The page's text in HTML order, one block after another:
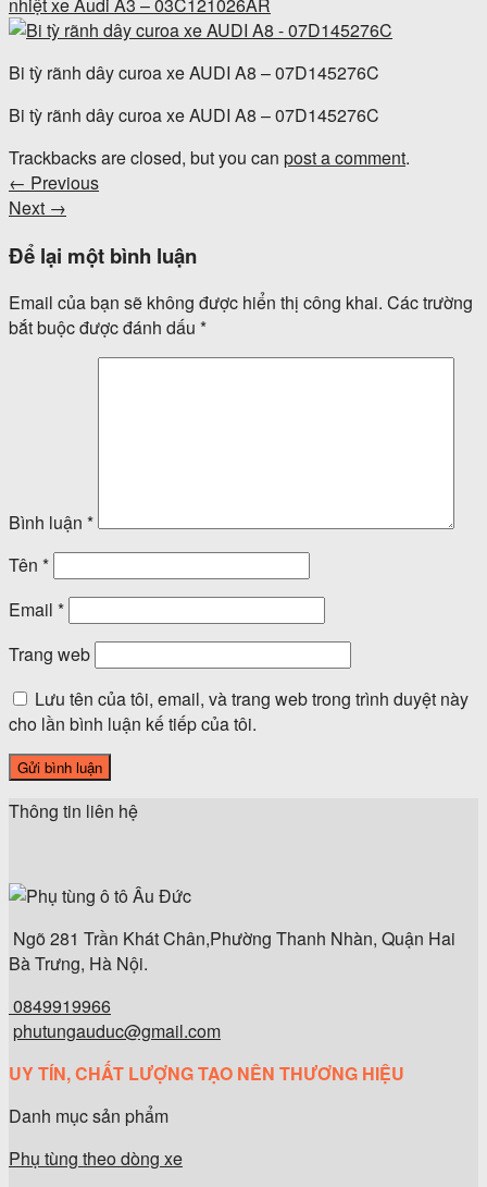
Bi tỳ rãnh dây curoa xe AUDI A8 – 07D145276C
Bi tỳ rãnh dây curoa xe AUDI A8 – 07D145276C
Trackbacks are closed, but you can post a comment.
← Previous
Next →
Để lại một bình luận
Email của bạn sẽ không được hiển thị công khai. Các trường
bắt buộc được đánh dấu *
Bình luận *
Tên *
Email *
Trang web
Lưu tên của tôi, email, và trang web trong trình duyệt này
cho lần bình luận kế tiếp của tôi.
Thông tin liên hệ
Ngõ 281 Trần Khát Chân,Phường Thanh Nhàn, Quận Hai
Bà Trưng, Hà Nội.
0849919966
phutungauduc@gmail.com
UY TÍN, CHẤT LƯỢNG TẠO NÊN THƯƠNG HIỆU
Danh mục sản phẩm
Phụ tùng theo dòng xe